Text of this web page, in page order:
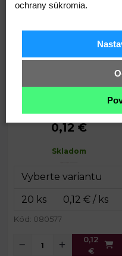
12x17mm
Rozmery:
12 x 17 mm
0,12 €
Skladom
Kód: 080577
0,12
€
ochrany súkromia.